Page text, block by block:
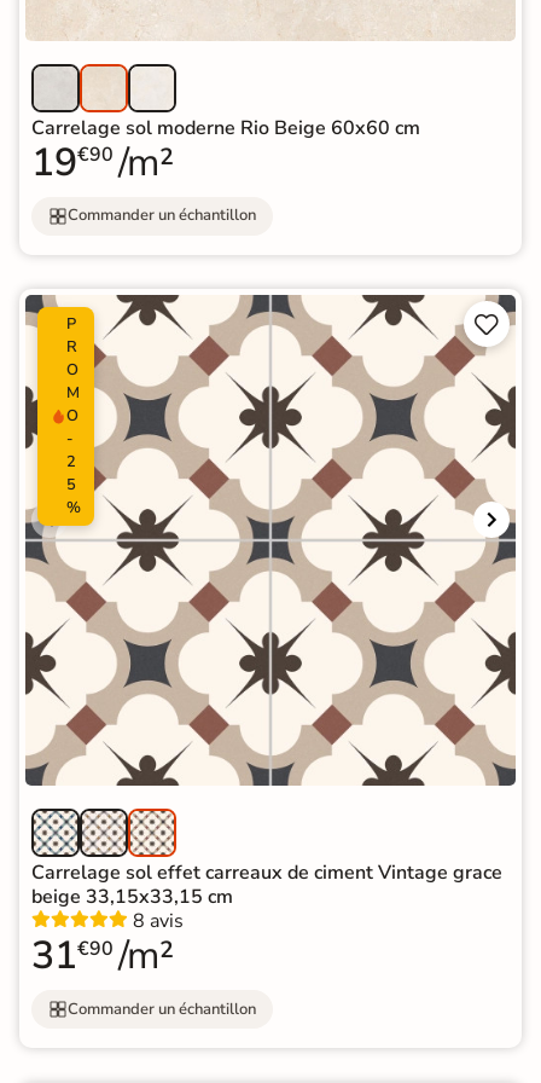
Carrelage sol moderne Rio Beige 60x60 cm
19€90 /m²
Commander un échantillon
P
R
O
M
O
-
2
5
%


Carrelage sol effet carreaux de ciment Vintage grace
beige 33,15x33,15 cm
8 avis
31€90 /m²
Commander un échantillon